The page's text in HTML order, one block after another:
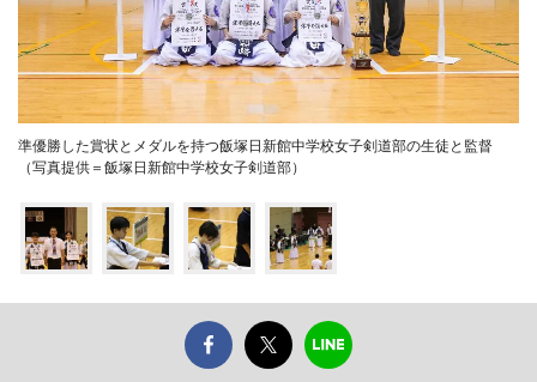
準優勝した賞状とメダルを持つ飯塚日新館中学校女子剣道部の生徒と監督
（写真提供＝飯塚日新館中学校女子剣道部）